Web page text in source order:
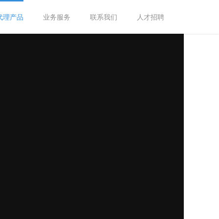
理产品 业务服务 联系我们 人才招聘